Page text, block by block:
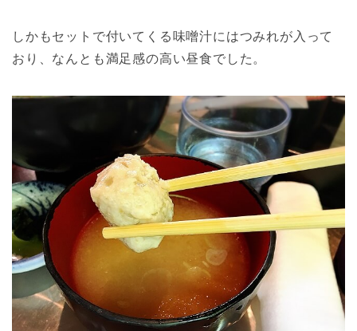
しかもセットで付いてくる味噌汁にはつみれが入って
おり、なんとも満足感の高い昼食でした。